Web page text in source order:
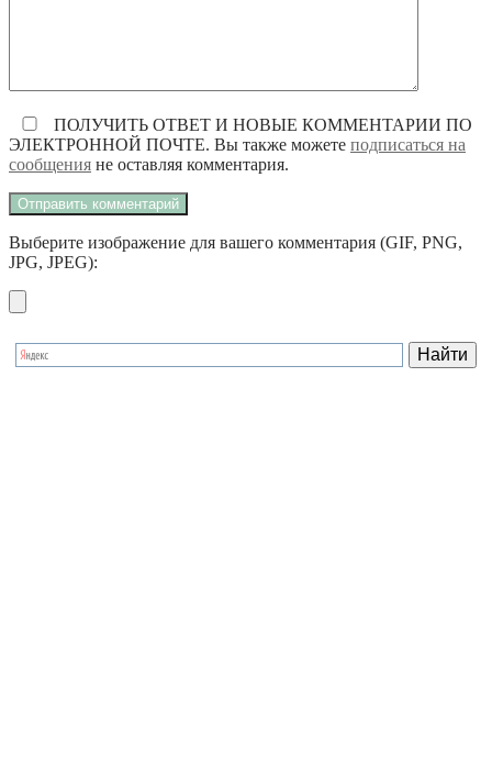
ПОЛУЧИТЬ ОТВЕТ И НОВЫЕ КОММЕНТАРИИ ПО
ЭЛЕКТРОННОЙ ПОЧТЕ. Вы также можете подписаться на
сообщения не оставляя комментария.
Выберите изображение для вашего комментария (GIF, PNG,
JPG, JPEG):